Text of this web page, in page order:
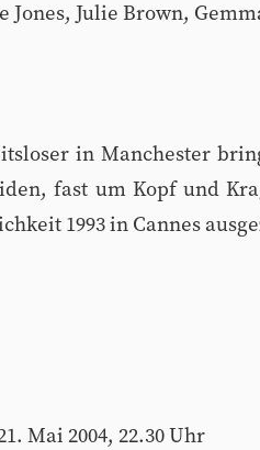
Jones, Julie Brown,
in Manchester
fast um Kopf und
1993 in Cannes
Mai 2004, 22.30 Uhr